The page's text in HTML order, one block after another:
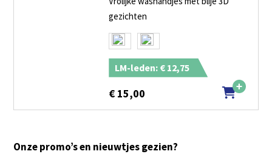
gezichten
LM-leden: € 12,75
€ 15,00
Onze promo’s en nieuwtjes gezien?